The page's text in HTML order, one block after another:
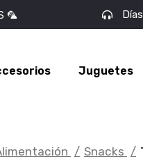
🦜
Juguetes
Snacks